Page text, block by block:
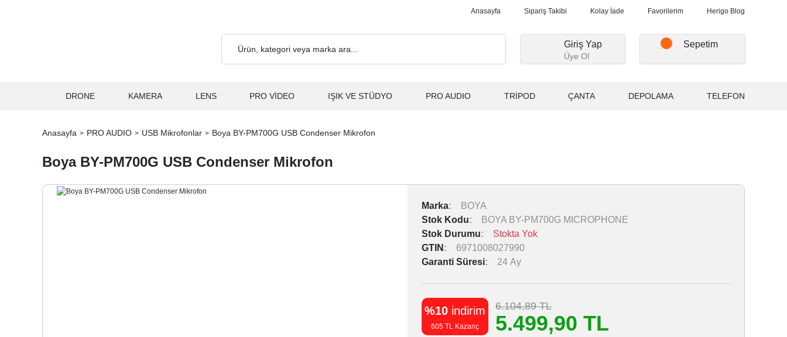
Anasayfa Sipariş Takibi Kolay İade Favorilerim Herigo Blog
Giriş Yap
Üye Ol
Sepetim
DRONE KAMERA LENS PRO VİDEO IŞIK VE STÜDYO PRO AUDIO TRİPOD ÇANTA DEPOLAMA TELEFON
Anasayfa PRO AUDIO USB Mikrofonlar Boya BY-PM700G USB Condenser Mikrofon
Boya BY-PM700G USB Condenser Mikrofon
Marka
BOYA
Stok Kodu
BOYA BY-PM700G MICROPHONE
Stok Durumu
Stokta Yok
GTIN
6971008027990
Garanti Süresi
24 Ay
%10 indirim
605 TL Kazanç
6.104,89 TL
5.499,90 TL
2.000₺ ve Üzeri Alışverişlerde, Kargo Ücretsiz... 2.000₺ ve Üzeri Alışverişlerde, Kargo Ücretsiz... 2.000₺ ve Üzeri Alışverişlerde, Kargo Ücretsiz... 2.000₺ ve Üzeri Alışverişlerde,